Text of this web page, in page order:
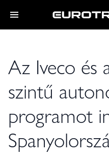
Az Iveco és
szintű
programot